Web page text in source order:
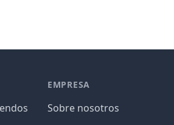
EMPRESA
Sobre nosotros